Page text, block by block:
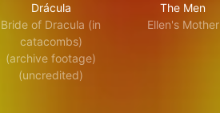
Drácula
Bride of Dracula (in
catacombs)
(archive footage)
(uncredited)
The Men
Ellen's Mother